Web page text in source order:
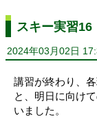
スキー実習16
2024年03月02日
講習が終わり、
と、明日に向け
いました。